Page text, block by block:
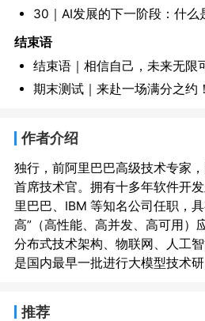
30｜AI发展的下一阶段：什么
结束语
结束语｜相信自己，未来无限
期末测试｜来赴一场满分之约！
作者介绍
独行，前阿里巴巴高级技术专家
首席技术官。拥有十多年软件开
里巴巴、IBM 等知名公司任职，
高”（高性能、高并发、高可用）
分布式技术架构、物联网、人工
推荐